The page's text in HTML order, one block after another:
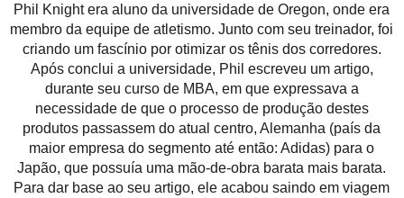
Phil Knight era aluno da universidade de Oregon, onde era
membro da equipe de atletismo. Junto com seu treinador, foi
criando um fascínio por otimizar os tênis dos corredores.
Após conclui a universidade, Phil escreveu um artigo,
durante seu curso de MBA, em que expressava a
necessidade de que o processo de produção destes
produtos passassem do atual centro, Alemanha (país da
maior empresa do segmento até então: Adidas) para o
Japão, que possuía uma mão-de-obra barata mais barata.
Para dar base ao seu artigo, ele acabou saindo em viagem